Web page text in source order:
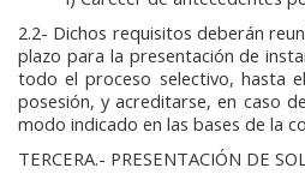
2.2- Dichos requisitos deberán
plazo para la presentación de
todo el proceso selectivo, hasta
posesión, y acreditarse, en caso
modo indicado en las bases de la
TERCERA.- PRESENTACIÓN DE